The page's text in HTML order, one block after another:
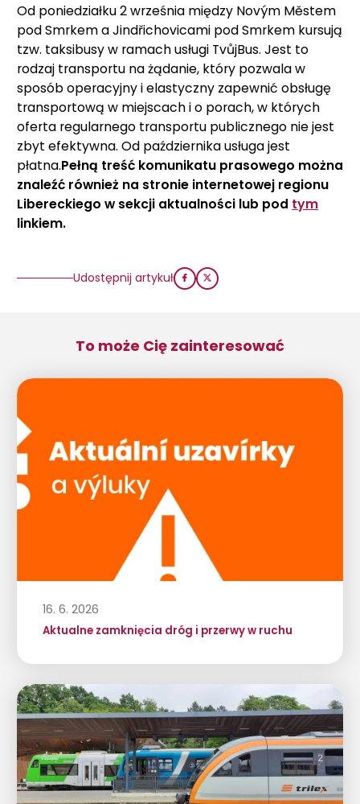
Od poniedziałku 2 września między Novým Městem
pod Smrkem a Jindřichovicami pod Smrkem kursują
tzw. taksibusy w ramach usługi TvůjBus. Jest to
rodzaj transportu na żądanie, który pozwala w
sposób operacyjny i elastyczny zapewnić obsługę
transportową w miejscach i o porach, w których
oferta regularnego transportu publicznego nie jest
zbyt efektywna. Od października usługa jest
płatna.Pełną treść komunikatu prasowego można
znaleźć również na stronie internetowej regionu
Libereckiego w sekcji aktualności lub pod tym
linkiem.
Udostępnij artykuł
To może Cię zainteresować
16. 6. 2026
Aktualne zamknięcia dróg i przerwy w ruchu